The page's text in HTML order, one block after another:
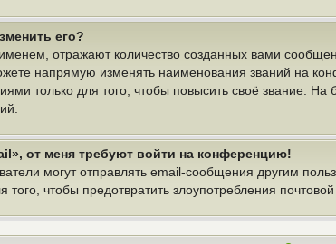
его?
отражают количество созданных вами
напрямую изменять наименования званий на
только для того, чтобы повысить своё звание.
от меня требуют войти на конференцию!
могут отправлять email-сообщения другим
того, чтобы предотвратить злоупотребления